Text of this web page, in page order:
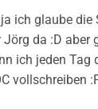
ich glaube die
Jörg da :D aber
ich jeden Tag
vollschreiben